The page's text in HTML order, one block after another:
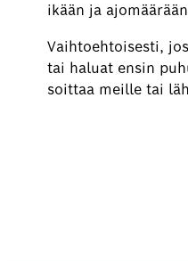
ikään ja
Vaihtoehtoisesti,
tai haluat ensin
soittaa meille tai